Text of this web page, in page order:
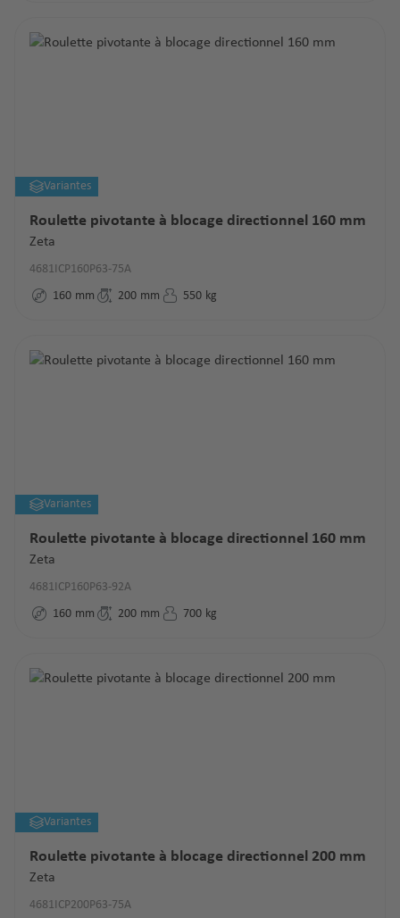
Variantes
Roulette pivotante à blocage directionnel 160 mm
Zeta
4681ICP160P63-75A
160 mm 200 mm 550 kg
Variantes
Roulette pivotante à blocage directionnel 160 mm
Zeta
4681ICP160P63-92A
160 mm 200 mm 700 kg
Variantes
Roulette pivotante à blocage directionnel 200 mm
Zeta
4681ICP200P63-75A